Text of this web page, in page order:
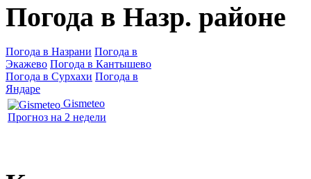
Погода в Назр. районе
Погода в Назрани Погода в
Экажево Погода в Кантышево
Погода в Сурхахи Погода в
Яндаре
Gismeteo
Прогноз на 2 недели